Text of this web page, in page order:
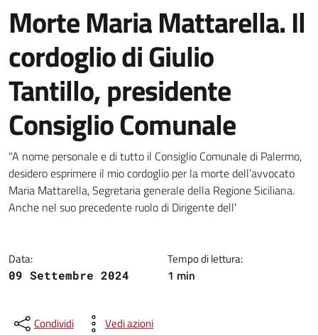
Morte Maria Mattarella. Il
cordoglio di Giulio
Tantillo, presidente
Consiglio Comunale
Dettagli della notizia
"A nome personale e di tutto il Consiglio Comunale di Palermo,
desidero esprimere il mio cordoglio per la morte dell’avvocato
Maria Mattarella, Segretaria generale della Regione Siciliana.
Anche nel suo precedente ruolo di Dirigente dell'
Data:
09 Settembre 2024
Tempo di lettura:
1 min
Condividi Vedi azioni